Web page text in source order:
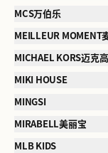
MCS万伯乐
MEILLEUR MOMENT
MICHAEL KORS迈克
MIKI HOUSE
MINGSI
MIRABELL美丽宝
MLB KIDS